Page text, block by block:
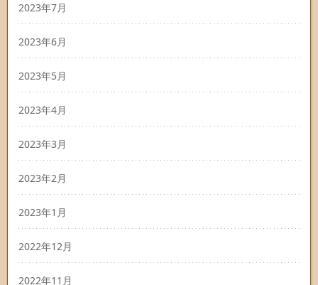
2023年7月
2023年6月
2023年5月
2023年4月
2023年3月
2023年2月
2023年1月
2022年12月
2022年11月